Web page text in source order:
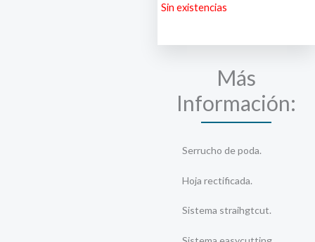
Sin existencias
Más
Información:
Serrucho de poda.
Hoja rectificada.
Sistema straihgtcut.